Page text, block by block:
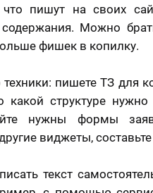
что пишут на своих
Можно
фишек в копилку.
пишете ТЗ для
структуре нужно
нужны формы
виджеты,
текст